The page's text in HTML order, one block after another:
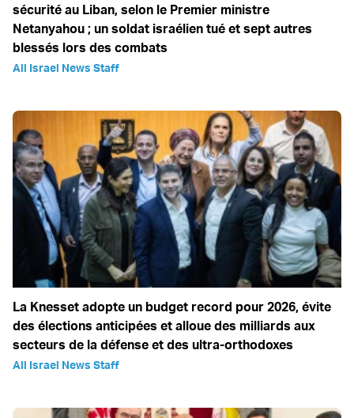
sécurité au Liban, selon le Premier ministre
Netanyahou ; un soldat israélien tué et sept autres
blessés lors des combats
All Israel News Staff
La Knesset adopte un budget record pour 2026, évite
des élections anticipées et alloue des milliards aux
secteurs de la défense et des ultra-orthodoxes
All Israel News Staff